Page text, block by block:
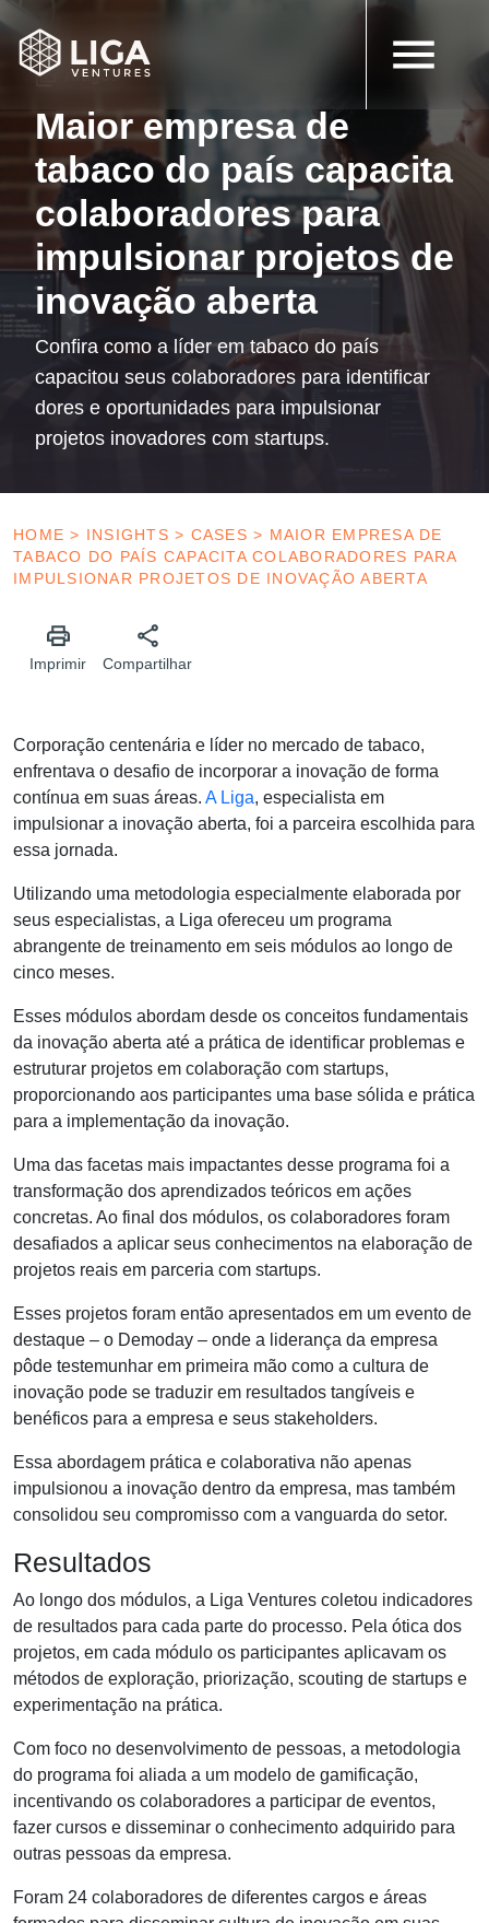
2 de maio de 2024
Artigos
Maior empresa de
tabaco do país capacita
colaboradores para
impulsionar projetos de
inovação aberta
Confira como a líder em tabaco do país
capacitou seus colaboradores para identificar
dores e oportunidades para impulsionar
projetos inovadores com startups.
HOME > INSIGHTS > CASES > MAIOR EMPRESA DE
TABACO DO PAÍS CAPACITA COLABORADORES PARA
IMPULSIONAR PROJETOS DE INOVAÇÃO ABERTA
Imprimir Compartilhar
Corporação centenária e líder no mercado de tabaco,
enfrentava o desafio de incorporar a inovação de forma
contínua em suas áreas. A Liga, especialista em
impulsionar a inovação aberta, foi a parceira escolhida para
essa jornada.
Utilizando uma metodologia especialmente elaborada por
seus especialistas, a Liga ofereceu um programa
abrangente de treinamento em seis módulos ao longo de
cinco meses.
Esses módulos abordam desde os conceitos fundamentais
da inovação aberta até a prática de identificar problemas e
estruturar projetos em colaboração com startups,
proporcionando aos participantes uma base sólida e prática
para a implementação da inovação.
Uma das facetas mais impactantes desse programa foi a
transformação dos aprendizados teóricos em ações
concretas. Ao final dos módulos, os colaboradores foram
desafiados a aplicar seus conhecimentos na elaboração de
projetos reais em parceria com startups.
Esses projetos foram então apresentados em um evento de
destaque – o Demoday – onde a liderança da empresa
pôde testemunhar em primeira mão como a cultura de
inovação pode se traduzir em resultados tangíveis e
benéficos para a empresa e seus stakeholders.
Essa abordagem prática e colaborativa não apenas
impulsionou a inovação dentro da empresa, mas também
consolidou seu compromisso com a vanguarda do setor.
Resultados
Ao longo dos módulos, a Liga Ventures coletou indicadores
de resultados para cada parte do processo. Pela ótica dos
projetos, em cada módulo os participantes aplicavam os
métodos de exploração, priorização, scouting de startups e
experimentação na prática.
Com foco no desenvolvimento de pessoas, a metodologia
do programa foi aliada a um modelo de gamificação,
incentivando os colaboradores a participar de eventos,
fazer cursos e disseminar o conhecimento adquirido para
outras pessoas da empresa.
Foram 24 colaboradores de diferentes cargos e áreas